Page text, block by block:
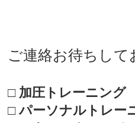
ご連絡お待ちし
□ 加圧トレーニング
□ パーソナルトレー